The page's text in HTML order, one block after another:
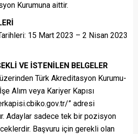
Kurumuna aittir.
15 Mart 2023 – 2 Nisan 2023
VE İSTENİLEN BELGELER
Türk Akreditasyon Kurumu-
Alım veya Kariyer Kapısı
” adresi
Adaylar sadece tek bir pozisyon
Başvuru için gerekli olan